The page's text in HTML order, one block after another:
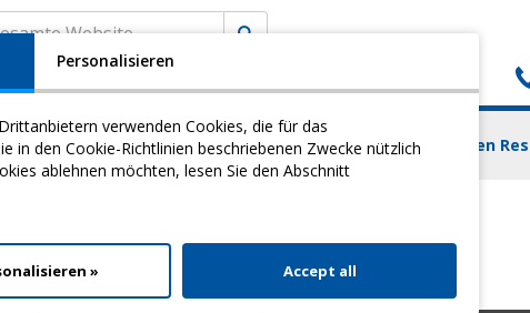
Einloggen
Personalisieren
verwenden Cookies, die für das
in den Cookie-Richtlinien beschriebenen Zwecke nützlich
ablehnen möchten, lesen Sie den Abschnitt
» Accept all